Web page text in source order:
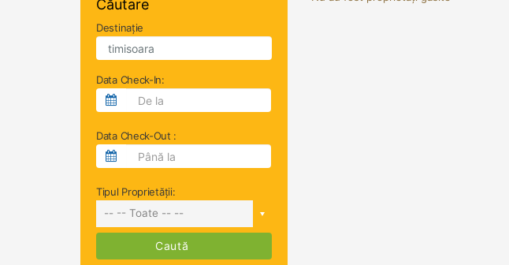
Căutare
Destinație
Data Check-In:
Data Check-Out :
Tipul Proprietății:
-- -- Toate -- --
Caută